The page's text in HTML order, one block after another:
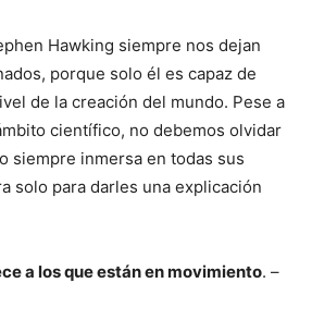
Hawking siempre nos dejan
porque solo él es capaz de
de la creación del mundo. Pese a
científico, no debemos olvidar
siempre inmersa en todas sus
solo para darles una explicación
a los que están en movimiento. –